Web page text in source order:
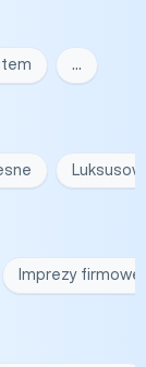
…
Imprezy firmowe